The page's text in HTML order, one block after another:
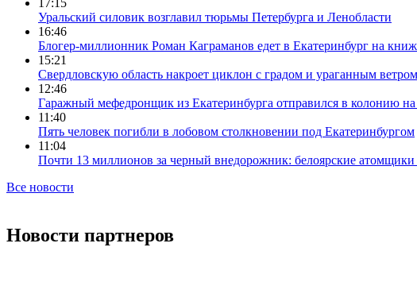
17:15
Уральский силовик возглавил тюрьмы Петербурга и Ленобласти
16:46
Блогер-миллионник Роман Каграманов едет в Екатеринбург на
15:21
Свердловскую область накроет циклон с градом и ураганным ветром
12:46
Гаражный мефедронщик из Екатеринбурга отправился в колонию на
11:40
Пять человек погибли в лобовом столкновении под Екатеринбургом
11:04
Почти 13 миллионов за черный внедорожник: белоярские
Все новости
Новости партнеров